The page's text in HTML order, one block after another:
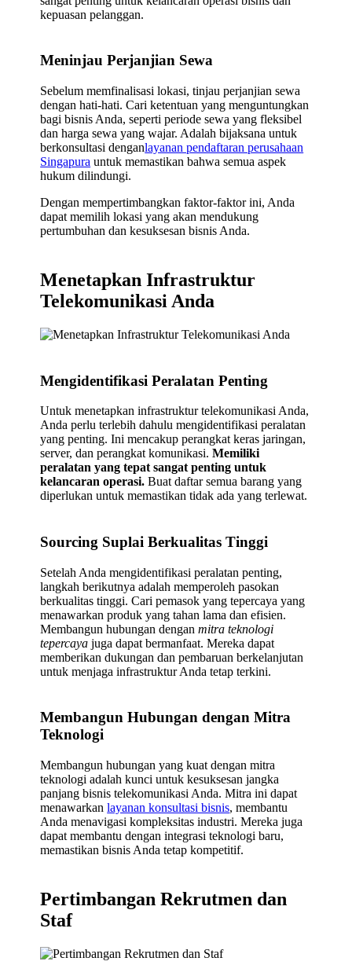
kepuasan pelanggan.
Meninjau Perjanjian Sewa
Sebelum memfinalisasi lokasi, tinjau perjanjian sewa
dengan hati-hati. Cari ketentuan yang menguntungkan
bagi bisnis Anda, seperti periode sewa yang fleksibel
dan harga sewa yang wajar. Adalah bijaksana untuk
berkonsultasi denganlayanan pendaftaran perusahaan
Singapura untuk memastikan bahwa semua aspek
hukum dilindungi.
Dengan mempertimbangkan faktor-faktor ini, Anda
dapat memilih lokasi yang akan mendukung
pertumbuhan dan kesuksesan bisnis Anda.
Menetapkan Infrastruktur
Telekomunikasi Anda
Mengidentifikasi Peralatan Penting
Untuk menetapkan infrastruktur telekomunikasi Anda,
Anda perlu terlebih dahulu mengidentifikasi peralatan
yang penting. Ini mencakup perangkat keras jaringan,
server, dan perangkat komunikasi.Memiliki
peralatan yang tepat sangat penting untuk
kelancaran operasi. Buat daftar semua barang yang
diperlukan untuk memastikan tidak ada yang terlewat.
Sourcing Suplai Berkualitas Tinggi
Setelah Anda mengidentifikasi peralatan penting,
langkah berikutnya adalah memperoleh pasokan
berkualitas tinggi. Cari pemasok yang tepercaya yang
menawarkan produk yang tahan lama dan efisien.
Membangun hubungan denganmitra teknologi
tepercaya juga dapat bermanfaat. Mereka dapat
memberikan dukungan dan pembaruan berkelanjutan
untuk menjaga infrastruktur Anda tetap terkini.
Membangun Hubungan dengan Mitra
Teknologi
Membangun hubungan yang kuat dengan mitra
teknologi adalah kunci untuk kesuksesan jangka
panjang bisnis telekomunikasi Anda. Mitra ini dapat
menawarkanlayanan konsultasi bisnis, membantu
Anda menavigasi kompleksitas industri. Mereka juga
dapat membantu dengan integrasi teknologi baru,
memastikan bisnis Anda tetap kompetitif.
Pertimbangan Rekrutmen dan
Staf